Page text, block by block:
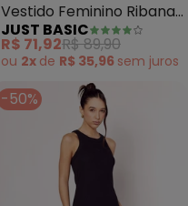
Vestido Feminino Ribana
Canelada Preto
JUST BASIC
R$ 71,92R$ 89,90
ou 2x de R$ 35,96 sem juros
-50%